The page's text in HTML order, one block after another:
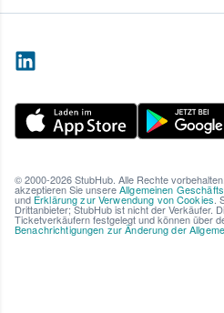
© 2000-2026 StubHub. Alle Rechte
akzeptieren Sie unsereAllgemeinen
und Erklärung zur Verwendung von Cookies .
Drittanbieter; StubHub ist nicht der Verkäufer.
Ticketverkäufern festgelegt und können über
Benachrichtigungen zur Änderung der